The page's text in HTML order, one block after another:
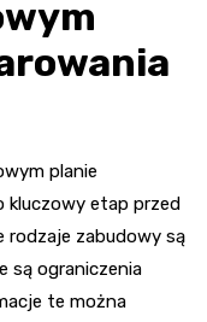
planie
kluczowy etap przed
rodzaje zabudowy są
są ograniczenia
te można